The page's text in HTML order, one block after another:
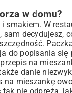
w domu?
W
decydujesz,
do popisania
na
danie
na mieszankę
nie odpręża,